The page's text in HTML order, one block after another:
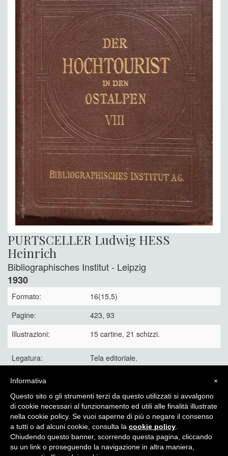
PURTSCELLER Ludwig HESS
Heinrich
Bibliographisches Institut - Leipzig
1930
Formato:
16(15,5)
Pagine:
423, 93
Illustrazioni:
15 cartine, 21 schizzi.
Legatura:
Tela editoriale.
Tratta Alpi Carniche, Giulie e Alpi austriache meridionali
30 €
Itinera Alpina - di Angelo Recalcati - p.za Baiamonti, 3 - 20154 -
MI - Tel: 02.33604325 - itineraalpina@fastwebnet.it |Privacy
×
Informativa
Questo sito o gli strumenti terzi da questo utilizzati si avvalgono
di cookie necessari al funzionamento ed utili alle finalità illustrate
nella cookie policy. Se vuoi saperne di più o negare il consenso
a tutti o ad alcuni cookie, consulta la cookie policy
Chiudendo questo banner, scorrendo questa pagina, cliccando
su un link o proseguendo la navigazione in altra maniera,